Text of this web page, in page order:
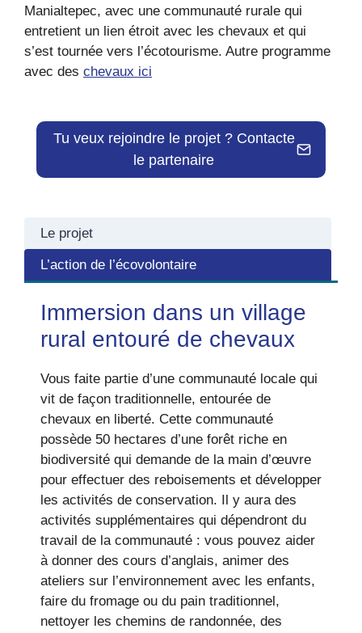
Manialtepec, avec une communauté rurale qui
entretient un lien étroit avec les chevaux et qui
s’est tournée vers l’écotourisme. Autre programme
avec des chevaux ici
Tu veux rejoindre le projet ? Contacte
le partenaire
Le projet
L’action de l’écovolontaire
Immersion dans un village
rural entouré de chevaux
Vous faite partie d’une communauté locale qui
vit de façon traditionnelle, entourée de
chevaux en liberté. Cette communauté
possède 50 hectares d’une forêt riche en
biodiversité qui demande de la main d’œuvre
pour effectuer des reboisements et développer
les activités de conservation. Il y aura des
activités supplémentaires qui dépendront du
travail de la communauté : vous pouvez aider
à donner des cours d’anglais, animer des
ateliers sur l’environnement avec les enfants,
faire du fromage ou du pain traditionnel,
nettoyer les chemins de randonnée, des